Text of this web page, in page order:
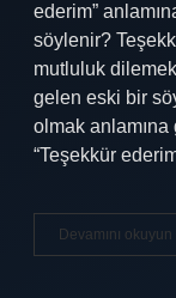
ederim”
söylenir?
mutluluk
gelen eski bir
olmak anlamına
“Teşekkür
Devamını okuyun